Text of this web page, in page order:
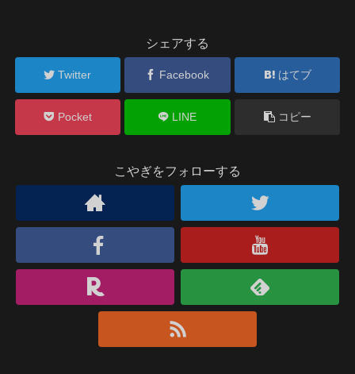
シェアする
Twitter Facebook はてブ
Pocket LINE コピー
こやぎをフォローする